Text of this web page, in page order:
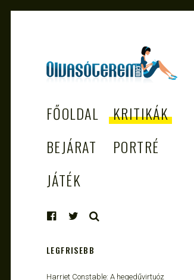
– AZ EGÉSZSÉGES
OLVASÁS
TÁMOGATÓJA
FŐOLDAL
KRITIKÁK
BEJÁRAT
PORTRÉ
JÁTÉK
LEGFRISEBB
Harriet Constable: A hegedűvirtuóz